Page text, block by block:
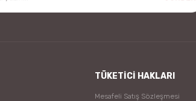
TÜKETİCİ HAKLARI
Mesafeli Satış Sözleşmesi